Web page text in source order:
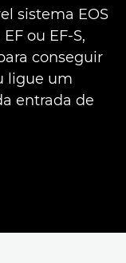
sistema EOS
ou EF-S,
conseguir
ligue um
entrada de